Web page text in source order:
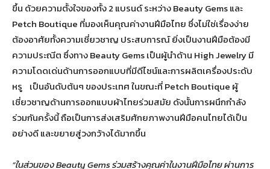
ขึ้น ด้วยความตั้งใจของทั้ง 2 แบรนด์ ระหว่าง Beauty Gems และ
Petch Boutique ที่มองเห็นคุณค่างานฝีมือไทย ซึ่งไม่ใช่เรื่องง่าย
ต้องอาศัยทั้งความเชี่ยวชาญ ประสบการณ์ ยิ่งเป็นงานฝีมือต้องมี
ความประณีต ซึ่งทาง Beauty Gems เป็นผู้นำด้าน High Jewelry มี
ความโดดเด่นด้านการออกแบบที่มีดีไซน์และการผลิตเครื่องประดับ
หรู เป็นอันดับต้นๆ ของประเทศ ในขณะที่ Petch Boutique ผู้
เชี่ยวชาญด้านการออกแบบผ้าไทยร่วมสมัย ดังนั้นการผนึกกำลัง
ร่วมกันครั้งนี้ ถือเป็นการส่งเสริมศักยภาพงานฝีมือคนไทยได้เป็น
อย่างดี และขยายสู่วงกว้างได้มากขึ้น
“ในส่วนของBeauty Gems ร่วมสร้างคุณค่าในงานฝีมือไทย ผ่านการ